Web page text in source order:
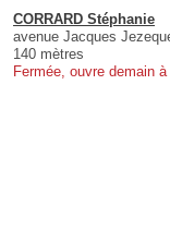
CORRARD Stéphanie
avenue Jacques
140 mètres
Fermée, ouvre demain à